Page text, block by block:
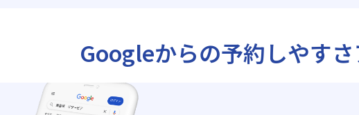
Googleからの予約しやす